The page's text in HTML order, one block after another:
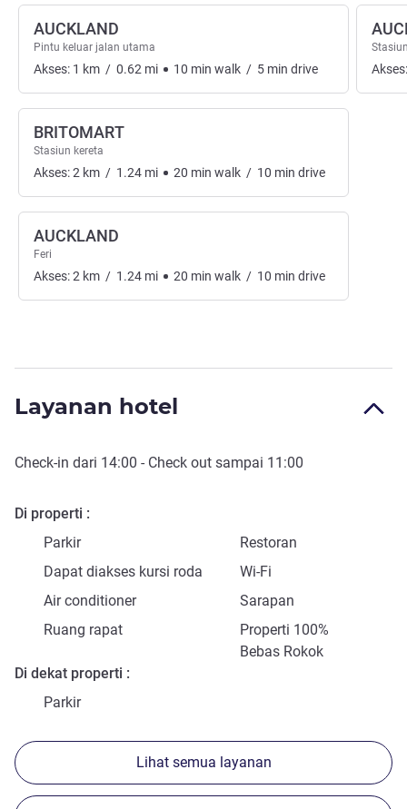
AUCKLAND
Pintu keluar jalan utama
Akses: 1 km / 0.62 mi 10 min walk / 5 min drive
BRITOMART
Stasiun kereta
Akses:2 km / 1.24 mi 20 min walk / 10 min drive
AUCKLAND
Feri
Akses:2 km / 1.24 mi 20 min walk / 10 min drive
Layanan hotel
Check-in dari 14:00 - Check out sampai 11:00
Di properti
Parkir
Restoran
Dapat diakses kursi roda
Wi-Fi
Air conditioner
Sarapan
Ruang rapat
Properti 100%
Bebas Rokok
Di dekat properti
Parkir
Lihat semua layanan